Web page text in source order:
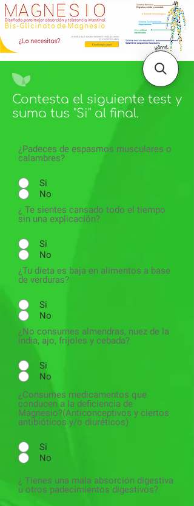
Contesta el siguiente test y
suma tus "Si" al final.
¿Padeces de espasmos musculares o
calambres?
Si
No
¿ Te sientes cansado todo el tiempo
sin una explicación?
Si
No
¿Tu dieta es baja en alimentos a base
de verduras?
Si
No
¿No consumes almendras, nuez de la
india, ajo, frijoles y cebada?
Si
No
¿Consumes medicamentos que
conducen a la deficiencia de
Magnesio?(Anticonceptivos y ciertos
antibióticos y/o diuréticos)
Si
No
¿ Tienes una mala absorción digestiva
u otros padecimientos digestivos?